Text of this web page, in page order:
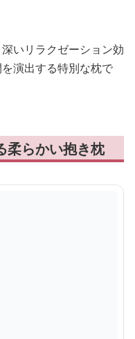
いリラクゼーション効
演出する特別な枕で
柔らかい抱き枕